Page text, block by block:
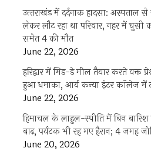
उत्‍तराखंड में दर्दनाक हादसा: अस्पताल
लेकर लौट रहा था परिवार, नहर में घुसी
समेत 4 की मौत
June 22, 2026
हरिद्वार में मिड-डे मील तैयार करते
हुआ धमाका, आर्य कन्या इंटर कॉलेज में
June 22, 2026
हिमाचल के लाहुल-स्पीति में बिन
बाढ़, पर्यटक भी रह गए हैरान; 4 जगह
June 20, 2026